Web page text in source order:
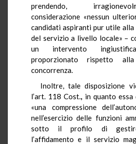
prendendo,
considerazione «nessun
candidati aspiranti pur utile
del servizio a livello locale» –
un intervento
proporzionato rispetto
concorrenza.
Inoltre, tale disposizione
l’art. 118 Cost., in quanto essa
«una compressione
nell’esercizio delle funzioni
sotto il profilo di
l’affidamento e il servizio